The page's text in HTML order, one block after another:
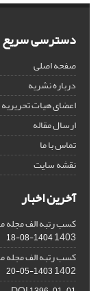
دسترسی سریع
صفحه اصلی
درباره نشریه
اعضای هیات تحریریه
ارسال مقاله
تماس با ما
نقشه سایت
آخرین اخبار
کسب رتبه الف مجله
1403
1404-08-18
کسب رتبه الف مجله
1402
1403-05-20